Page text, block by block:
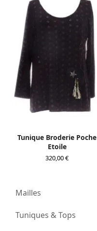
Tunique Broderie Poche
Etoile
320,00€
Mailles
Tuniques & Tops